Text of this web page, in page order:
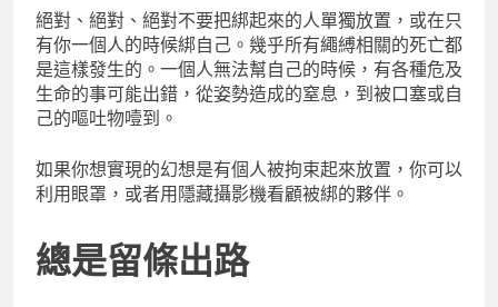
絕對、絕對、絕對不要把綁起來的人單獨放置，或在只
有你一個人的時候綁自己。幾乎所有繩縛相關的死亡都
是這樣發生的。一個人無法幫自己的時候，有各種危及
生命的事可能出錯，從姿勢造成的窒息，到被口塞或自
己的嘔吐物噎到。
如果你想實現的幻想是有個人被拘束起來放置，你可以
利用眼罩，或者用隱藏攝影機看顧被綁的夥伴。
總是留條出路